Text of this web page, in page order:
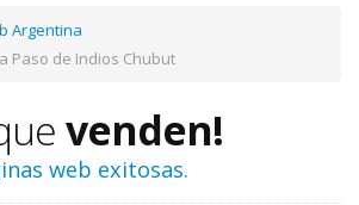
Argentina
Paso de Indios Chubut
venden!
web exitosas.